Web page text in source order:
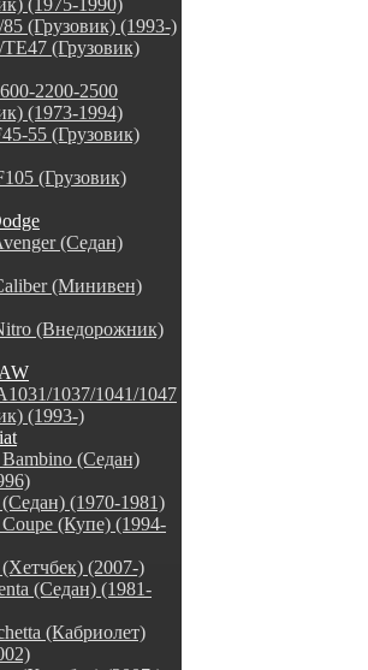
(Грузовик) (1993-)
(Грузовик)
2200-2500
(1973-1994)
55 (Грузовик)
(Грузовик)
(Седан)
(Минивен)
(Внедорожник)
1037/1041/1047
(1993-)
(Седан)
(1970-1981)
(Купе) (1994-
(2007-)
(Седан) (1981-
(Кабриолет)